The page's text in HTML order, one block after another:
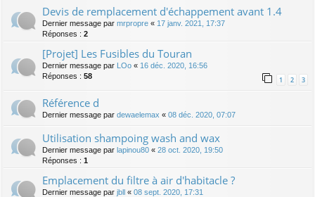
Devis de remplacement d'échappement avant 1.4
Dernier message par mrpropre « 17 janv. 2021, 17:37
Réponses : 2
[Projet] Les Fusibles du Touran
Dernier message par LOo « 16 déc. 2020, 16:56
Réponses : 58 1 2 3
Référence d
Dernier message par dewaelemax « 08 déc. 2020, 07:07
Utilisation shampoing wash and wax
Dernier message par lapinou80 « 28 oct. 2020, 19:50
Réponses : 1
Emplacement du filtre à air d'habitacle ?
Dernier message par jbll « 08 sept. 2020, 17:31